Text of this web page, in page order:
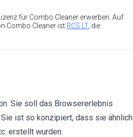
für Combo Cleaner erwerben. Auf
Combo Cleaner ist RCS LT, die
Sie soll das Browsererlebnis
ist so konzipiert, dass sie ähnlich
erstellt wurden.